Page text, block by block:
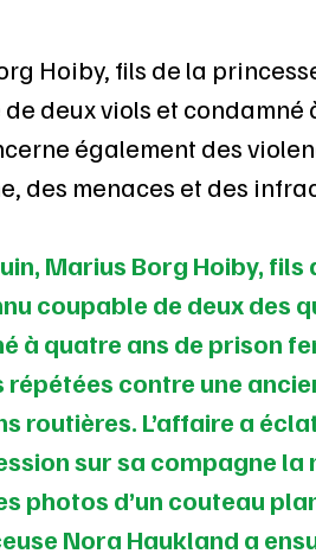
Hoiby, fils de la
deux viols et
également des
des menaces et des
Marius Borg Hoiby,
coupable de deux des
à quatre ans de prison
répétées contre une
routières. L’affaire a
sur sa compagne la
photos d’un couteau
Nora Haukland a